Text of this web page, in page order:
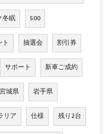
冬眠 500
抽選会 割引券
サポート 新車ご成約
宮城県 岩手県
リア 仕様 残り2台